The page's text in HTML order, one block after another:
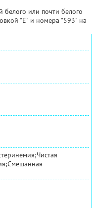
белого или почти белого
"E" и номера "593" на